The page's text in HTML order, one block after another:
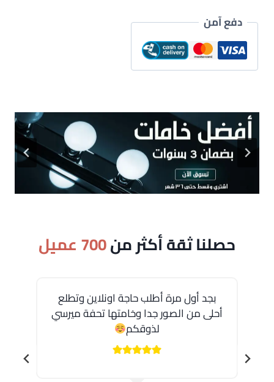
دفع آمن
حصلنا ثقة أكثر من700 عميل
بجد أول مرة أطلب حاجة اونلاين وتطلع
أحلى من الصور جدا وخامتها تحفة ميرسي
لذوقكم